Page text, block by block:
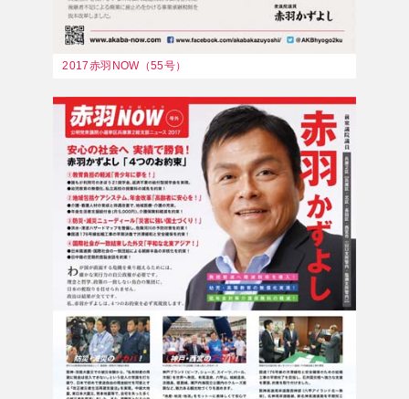
2017赤羽NOW（55号）